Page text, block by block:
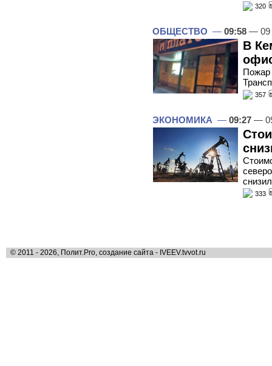
320
ОБЩЕСТВО — 09:58 — 09
В
357
ЭКОНОМИКА — 09:27 —
333
© 2011 - 2026, Полит.Pro, создание сайта - IVEEV.tvvot.ru